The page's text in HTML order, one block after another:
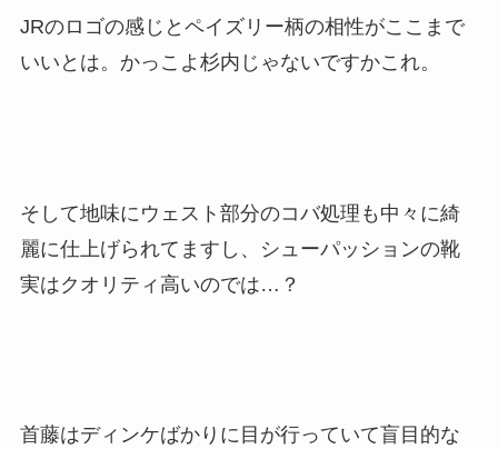
JRのロゴの感じとペイズリー柄の相性がここまで
いいとは。かっこよ杉内じゃないですかこれ。
そして地味にウェスト部分のコバ処理も中々に綺
麗に仕上げられてますし、シューパッションの靴
実はクオリティ高いのでは…？
首藤はディンケばかりに目が行っていて盲目的な